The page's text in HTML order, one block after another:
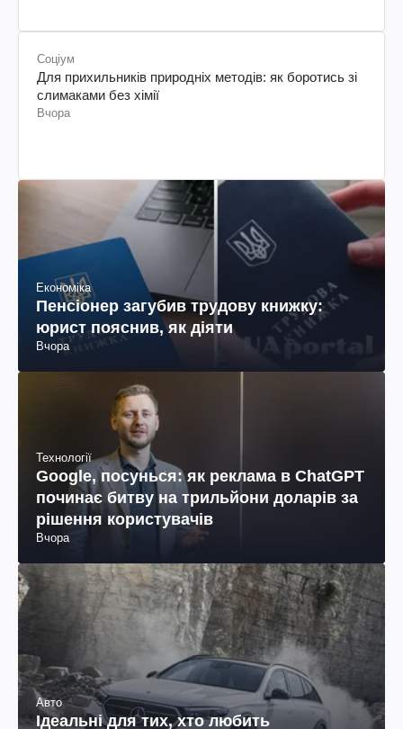
Соціум
Для прихильників природніх методів: як боротись зі
слимаками без хімії
Вчора
Економіка
Пенсіонер загубив трудову книжку:
юрист пояснив, як діяти
Вчора
Технології
Google, посунься: як реклама в ChatGPT
починає битву на трильйони доларів за
рішення користувачів
Вчора
Авто
Ідеальні для тих, хто любить